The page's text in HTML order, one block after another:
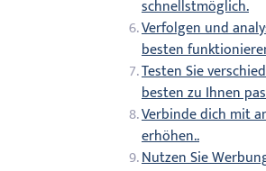
schnellstmöglich.
Verfolgen und
besten
Testen Sie
besten zu Ihnen
Verbinde dich mit
erhöhen..
Nutzen Sie